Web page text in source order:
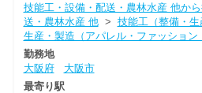
技能工・設備・配送・農林水産 他か
送・農林水産 他> 技能工（整備・生
生産・製造（アパレル・ファッション
勤務地
大阪府
大阪市
最寄り駅